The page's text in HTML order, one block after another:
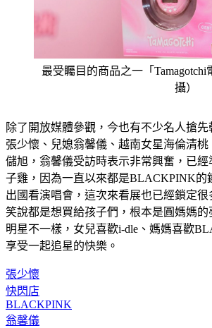
最受矚目的商品之一「
攝）
除了開放媒體參觀，今也有不少名人搶
張少懷、兒媳翁馨儀、越南女星海倫清桃
儲旭，翁馨儀受訪時表示非常興奮，已
子雞，因為一直以來都是BLACKPINK的
出國看演唱會，這次來看展也已經鎖定
笑說都是想買給孩子們，根本是圓媽媽
明星不一樣，女兒喜歡i-dle、媽媽喜歡
享受一起追星的快樂。
張少懷
快閃店
BLACKPINK
翁馨儀